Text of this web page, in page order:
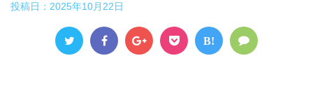
投稿日： 2025年10月22日
B!